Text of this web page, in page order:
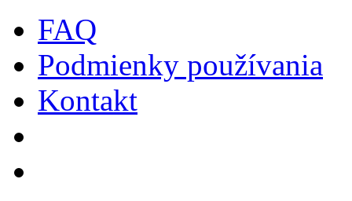
FAQ
Podmienky používania
Kontakt